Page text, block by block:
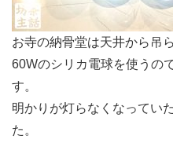
お寺の納骨堂は天井から吊
60Wのシリカ電球を使うの
す。
明かりが灯らなくなってい
た。